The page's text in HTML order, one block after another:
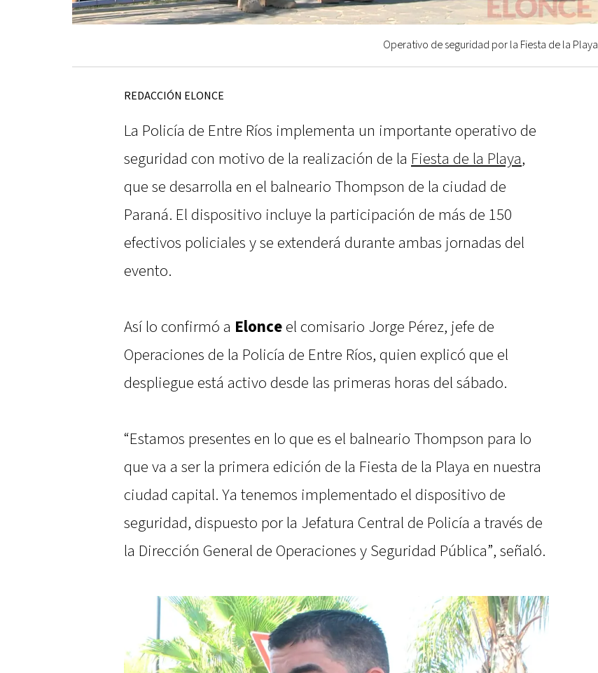
Operativo de seguridad por la Fiesta de la Playa
REDACCIÓN ELONCE
La Policía de Entre Ríos implementa un importante operativo de
seguridad con motivo de la realización de la Fiesta de la Playa,
que se desarrolla en el balneario Thompson de la ciudad de
Paraná. El dispositivo incluye la participación de más de 150
efectivos policiales y se extenderá durante ambas jornadas del
evento.
Así lo confirmó a Elonceel comisario Jorge Pérez, jefe de
Operaciones de la Policía de Entre Ríos, quien explicó que el
despliegue está activo desde las primeras horas del sábado.
“Estamos presentes en lo que es el balneario Thompson para lo
que va a ser la primera edición de la Fiesta de la Playa en nuestra
ciudad capital. Ya tenemos implementado el dispositivo de
seguridad, dispuesto por la Jefatura Central de Policía a través de
la Dirección General de Operaciones y Seguridad Pública”, señaló.